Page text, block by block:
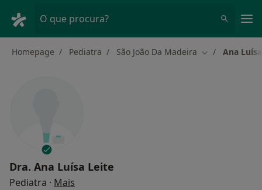
O que procura?
Homepage Pediatra São João Da Madeira Mudar de
Ana
Dra. Ana Luísa Leite
Pediatra · Mais